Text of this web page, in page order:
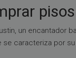
un encantador
se caracteriza por